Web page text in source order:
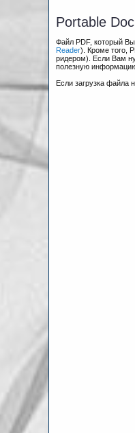
Portable
Файл PDF, который
Reader). Кроме того,
ридером). Если Вам
полезную
Если загрузка файла